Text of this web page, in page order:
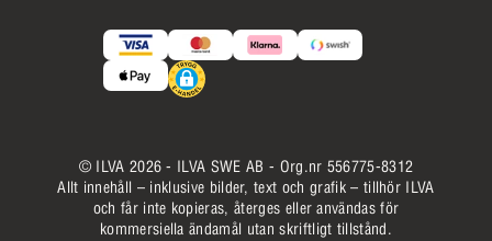
© ILVA 2026 - ILVA SWE AB - Org.nr 556775-8312
Allt innehåll – inklusive bilder, text och grafik – tillhör ILVA
och får inte kopieras, återges eller användas för
kommersiella ändamål utan skriftligt tillstånd.